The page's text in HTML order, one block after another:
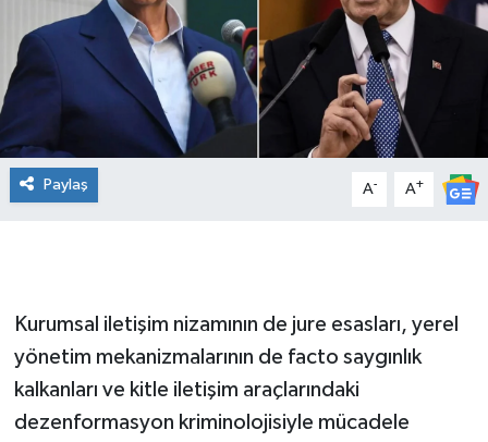
Paylaş A- A+
Kurumsal iletişim nizamının de jure esasları, yerel
yönetim mekanizmalarının de facto saygınlık
kalkanları ve kitle iletişim araçlarındaki
dezenformasyon kriminolojisiyle mücadele